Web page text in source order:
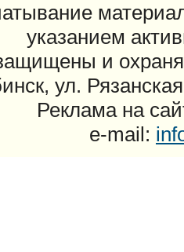
указанием
и
ул.
Реклама на
e-mail: